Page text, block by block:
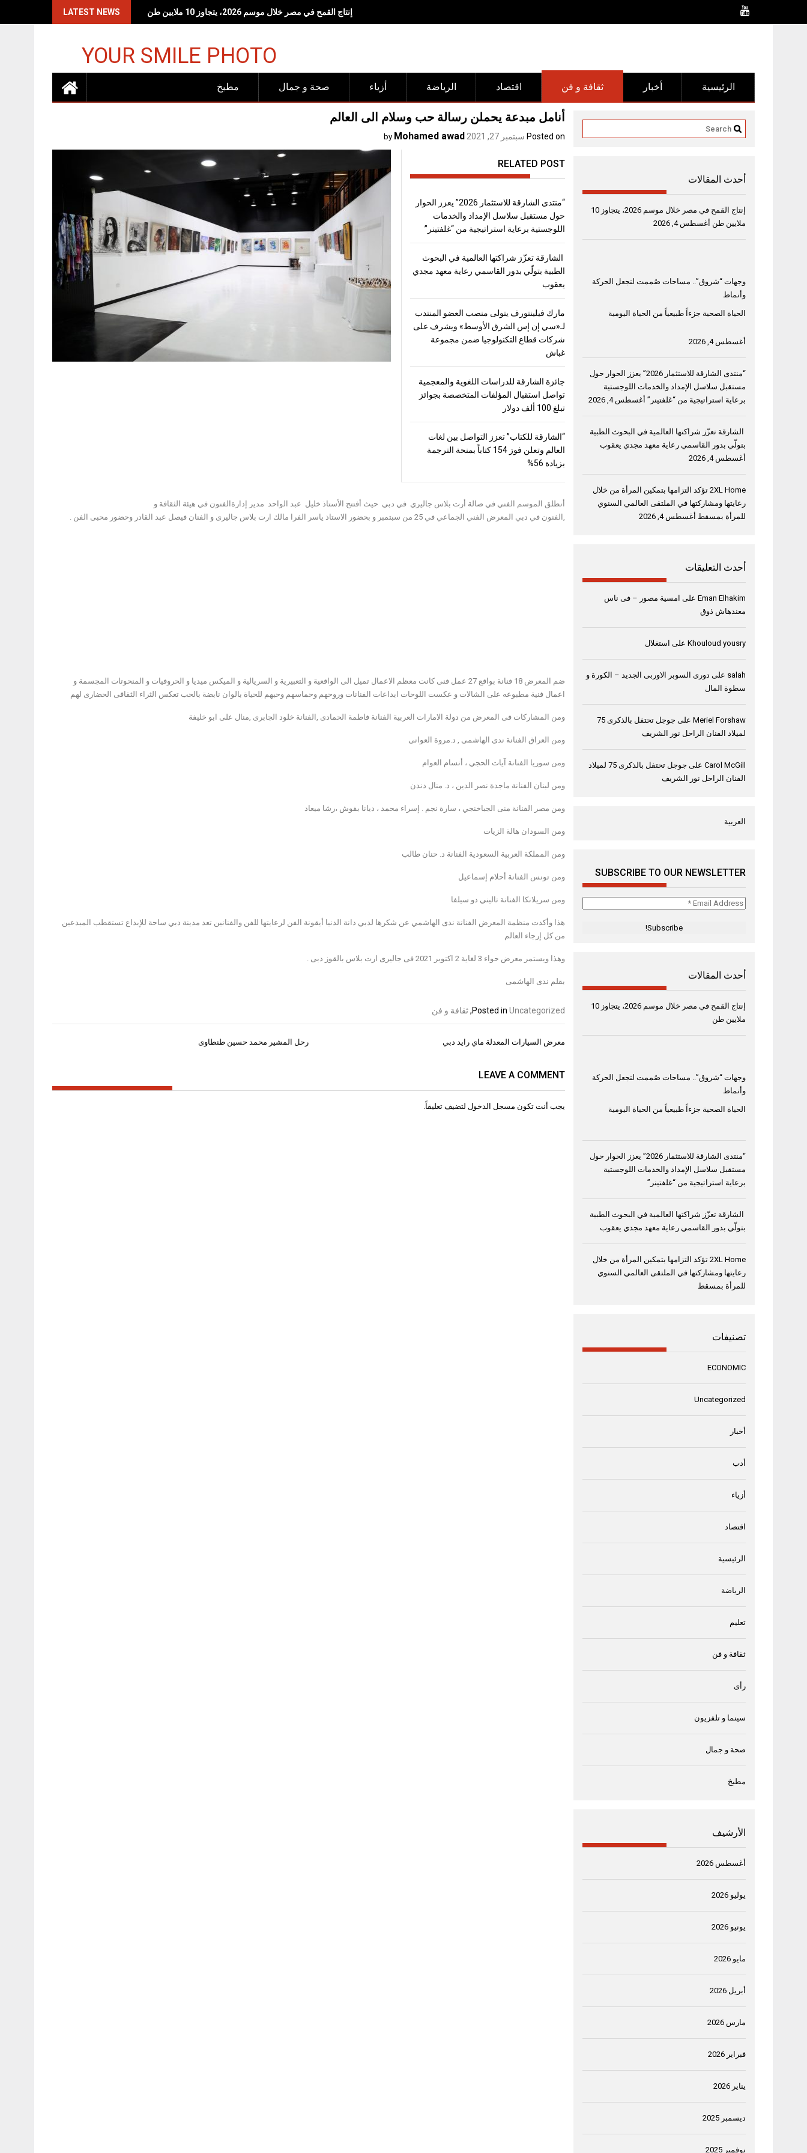
LATEST NEWS <br><br>وجهات "شروق".. مساحات صُممت لتجعل الحركة وأنماط<br>الحياة الصحية جزءاً طبيعياً من الحياة اليومية<span lang="EN" dir="LTR" style="font-size:17.0pt;line-height:150%"></span><br><br>
YOUR SMILE PHOTO
مطبخ صحة و جمال أزياء الرياضة اقتصاد ثقافة و فن أخبار الرئيسية
أنامل مبدعة يحملن رسالة حب وسلام الى العالم
Posted on سبتمبر 27, 2021 by
Mohamed awad
RELATED POST
“منتدى الشارقة للاستثمار 2026” يعزز الحوار
حول مستقبل سلاسل الإمداد والخدمات
اللوجستية برعاية استراتيجية من “غلفتينر”
الشارقة تعزّز شراكتها العالمية في البحوث
الطبية بتولّي بدور القاسمي رعاية معهد مجدي
يعقوب
مارك فيلينتورف يتولى منصب العضو المنتدب
لـ«سي إن إس الشرق الأوسط» ويشرف على
شركات قطاع التكنولوجيا ضمن مجموعة
غباش
جائزة الشارقة للدراسات اللغوية والمعجمية
تواصل استقبال المؤلفات المتخصصة بجوائز
تبلغ 100 ألف دولار
“الشارقة للكتاب” تعزز التواصل بين لغات
العالم وتعلن فوز 154 كتاباً بمنحة الترجمة
بزيادة 56%
أنطلق الموسم الفني في صالة أرت بلاس جاليري في دبي حيث أفتتح الأستاذ خليل عبد الواحد مدير إدارةالفنون في هيئة الثقافة و
,الفنون في دبي المعرض الفني الجماعي في 25 من سبتمبر و بحضور الاستاذ ياسر الفرا مالك ارت بلاس جاليرى و الفنان فيصل عبد القادر وحضور محبى الفن .
ضم المعرض 18 فنانة بواقع 27 عمل فنى كانت معظم الاعمال تميل الى الواقعية و التعبيرية و السريالية و الميكس ميديا و الحروفيات و المنحوتات المجسمة و
اعمال فنية مطبوعه على الشالات و عكست اللوحات ابداعات الفنانات وروحهم وحماسهم وحبهم للحياة بالوان نابضة بالحب تعكس الثراء الثقافى الحضارى لهم
ومن المشاركات فى المعرض من دولة الامارات العربية الفنانة فاطمة الحمادى ,الفنانة خلود الجابرى ,منال على ابو خليفة
ومن العراق الفنانة ندى الهاشمى , د.مروة العوانى
ومن سوريا الفنانة آيات الحجي ، أنسام العوام
ومن لبنان الفنانة ماجدة نصر الدين ، د. منال دندن
ومن مصر الفنانة منى الجباخنجي ، سارة نجم . إسراء محمد ، ديانا بقوش ،رشا ميعاد
ومن السودان هالة الزيات
ومن المملكة العربية السعودية الفنانة د. حنان طالب
ومن تونس الفنانة أحلام إسماعيل
ومن سريلانكا الفنانة تاليني دو سيلفا
هذا وأكدت منظمة المعرض الفنانة ندى الهاشمي عن شكرها لدبي دانة الدنيا أيقونة الفن لرعايتها للفن والفنانين تعد مدينة دبي ساحة للإبداع تستقطب المبدعين
من كل إرجاء العالم
وهذا ويستمر معرض حواء 3 لغاية 2 اكتوبر 2021 فى جاليرى ارت بلاس بالقوز دبى .
بقلم ندى الهاشمى
Posted inUncategorized
,ثقافة و فن
تصفّح
رحل المشير محمد حسين طنطاوى معرض السيارات المعدلة ماي رايد دبي
LEAVE A COMMENT
يجب أنت تكون مسجل الدخول لتضيف تعليقاً.
أحدث المقالات
إنتاج القمح في مصر خلال موسم 2026، يتجاوز 10
ملايين طن أغسطس 4, 2026
وجهات “شروق”.. مساحات صُممت لتجعل الحركة
وأنماط
الحياة الصحية جزءاً طبيعياً من الحياة اليومية
أغسطس 4, 2026
“منتدى الشارقة للاستثمار 2026” يعزز الحوار حول
مستقبل سلاسل الإمداد والخدمات اللوجستية
برعاية استراتيجية من “غلفتينر” أغسطس 4, 2026
الشارقة تعزّز شراكتها العالمية في البحوث الطبية
بتولّي بدور القاسمي رعاية معهد مجدي يعقوب
أغسطس 4, 2026
2XL Home تؤكد التزامها بتمكين المرأة من خلال
رعايتها ومشاركتها في الملتقى العالمي السنوي
للمرأة بمسقط أغسطس 4, 2026
أحدث التعليقات
Eman Elhakim على امسية مصور – فى ناس
معندهاش ذوق
Khouloud yousry على استغلال
salah على دورى السوبر الاوربى الجديد – الكورة و
سطوة المال
Meriel Forshaw على
جوجل تحتفل بالذكرى 75
لميلاد الفنان الراحل نور الشريف
Carol McGill على
جوجل تحتفل بالذكرى 75 لميلاد
الفنان الراحل نور الشريف
العربية
SUBSCRIBE TO OUR NEWSLETTER
Email
أحدث المقالات
إنتاج القمح في مصر خلال موسم 2026، يتجاوز 10
ملايين طن
وجهات “شروق”.. مساحات صُممت لتجعل الحركة
وأنماط
الحياة الصحية جزءاً طبيعياً من الحياة اليومية
“منتدى الشارقة للاستثمار 2026” يعزز الحوار حول
مستقبل سلاسل الإمداد والخدمات اللوجستية
برعاية استراتيجية من “غلفتينر”
الشارقة تعزّز شراكتها العالمية في البحوث الطبية
بتولّي بدور القاسمي رعاية معهد مجدي يعقوب
2XL Home تؤكد التزامها بتمكين المرأة من خلال
رعايتها ومشاركتها في الملتقى العالمي السنوي
للمرأة بمسقط
تصنيفات
ECONOMIC
Uncategorized
أخبار
أدب
أزياء
اقتصاد
الرئيسية
الرياضة
تعليم
ثقافة و فن
رأى
سينما و تلفزيون
صحة و جمال
مطبخ
الأرشيف
أغسطس 2026
يوليو 2026
يونيو 2026
مايو 2026
أبريل 2026
مارس 2026
فبراير 2026
يناير 2026
ديسمبر 2025
نوفمبر 2025